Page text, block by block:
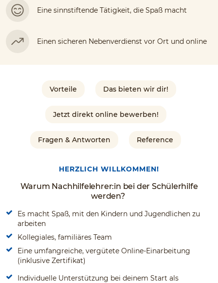
Eine sinnstiftende Tätigkeit, die Spaß macht
Einen sicheren Nebenverdienst vor Ort und online
Vorteile Das bieten wir dir!
Jetzt direkt online bewerben!
Fragen & Antworten Reference
HERZLICH WILLKOMMEN!
Warum Nachhilfelehrer:in bei der Schülerhilfe
werden?
Es macht Spaß, mit den Kindern und Jugendlichen zu
arbeiten
Kollegiales, familiäres Team
Eine umfangreiche, vergütete Online-Einarbeitung
(inklusive Zertifikat)
Individuelle Unterstützung bei deinem Start als